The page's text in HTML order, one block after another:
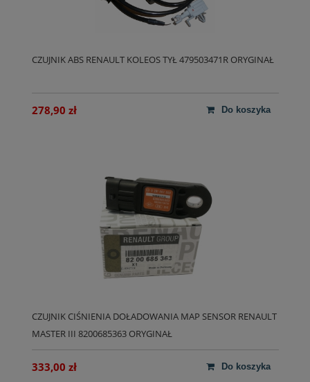
CZUJNIK ABS RENAULT KOLEOS TYŁ 479503471R ORYGINAŁ
278,90 zł do koszyka
CZUJNIK CIŚNIENIA DOŁADOWANIA MAP SENSOR RENAULT
MASTER III 8200685363 ORYGINAŁ
333,00 zł do koszyka